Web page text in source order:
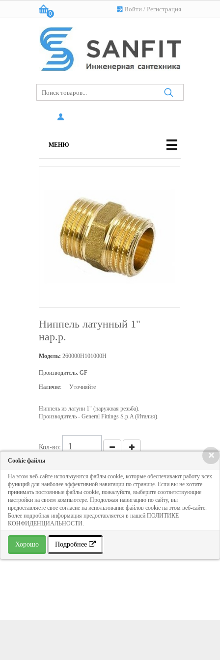
Войти / Регистрация
Корзина:
0
(пусто)
МЕНЮ
Ниппель латунный 1"
нар.р.
Модель: 260000H101000H
Производитель: GF
Наличие: Уточняйте
Ниппель из латуни 1" (наружная резьба).
Производитель - General Fittings S.p.A (Италия).
Кол-во:
180 руб
ДОБАВИТЬ В КОРЗИНУ
» В избранное
×
Cookie файлы
На этом веб-сайте используются файлы cookie, которые обеспечивают работу всех
функций для наиболее эффективной навигации по странице. Если вы не хотите
принимать постоянные файлы cookie, пожалуйста, выберите соответствующие
настройки на своем компьютере. Продолжая навигацию по сайту, вы
предоставляете свое согласие на использование файлов cookie на этом веб-сайте.
Более подробная информация предоставляется в нашей ПОЛИТИКЕ
КОНФИДЕНЦИАЛЬНОСТИ.
Хорошо Подробнее